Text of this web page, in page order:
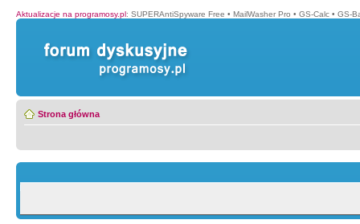
Aktualizacje na programosy.pl: SUPERAntiSpyware Free • MailWasher Pro • GS-Calc • GS-
Strona główna